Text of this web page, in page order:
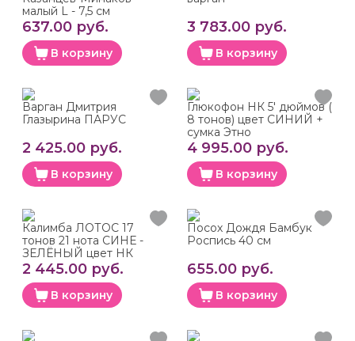
малый L - 7,5 см
637.00 руб.
В корзину
3 783.00 руб.
В корзину
Варган Дмитрия
Глазырина ПАРУС
2 425.00 руб.
В корзину
Глюкофон НК 5' дюймов (
8 тонов) цвет СИНИЙ +
сумка Этно
4 995.00 руб.
В корзину
Калимба ЛОТОС 17
тонов 21 нота СИНЕ -
ЗЕЛЁНЫЙ цвет НК
2 445.00 руб.
В корзину
Посох Дождя Бамбук
Роспись 40 см
655.00 руб.
В корзину